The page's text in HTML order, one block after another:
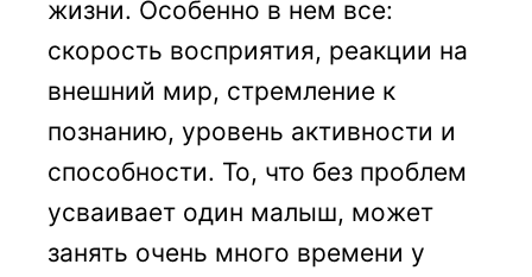
жизни. Особенно в нем все:
скорость восприятия, реакции на
внешний мир, стремление к
познанию, уровень активности и
способности. То, что без проблем
усваивает один малыш, может
занять очень много времени у